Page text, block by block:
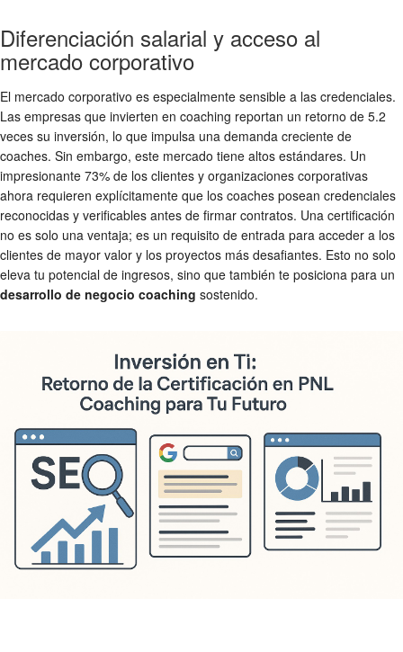
Diferenciación salarial y acceso al
mercado corporativo
El mercado corporativo es especialmente sensible a las credenciales.
Las empresas que invierten en coaching reportan un retorno de 5.2
veces su inversión, lo que impulsa una demanda creciente de
coaches. Sin embargo, este mercado tiene altos estándares. Un
impresionante 73% de los clientes y organizaciones corporativas
ahora requieren explícitamente que los coaches posean credenciales
reconocidas y verificables antes de firmar contratos. Una certificación
no es solo una ventaja; es un requisito de entrada para acceder a los
clientes de mayor valor y los proyectos más desafiantes. Esto no solo
eleva tu potencial de ingresos, sino que también te posiciona para un
desarrollo de negocio coaching sostenido.